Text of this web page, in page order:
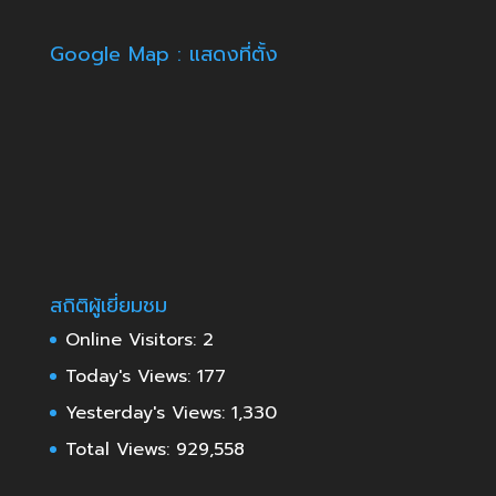
Google Map : แสดงที่ตั้ง
สถิติผู้เยี่ยมชม
Online Visitors: 2
Today's Views: 177
Yesterday's Views: 1,330
Total Views: 929,558